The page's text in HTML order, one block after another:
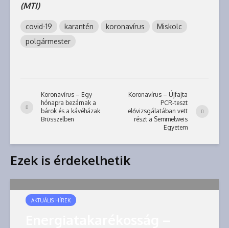
(MTI)
covid-19 karantén koronavírus
Miskolc
polgármester
Koronavírus – Egy
hónapra bezárnak a
bárok és a kávéházak
Brüsszelben
Koronavírus – Újfajta
PCR-teszt
elővizsgálatában vett
részt a Semmelweis
Egyetem
Ezek is érdekelhetik
AKTUÁLIS HÍREK